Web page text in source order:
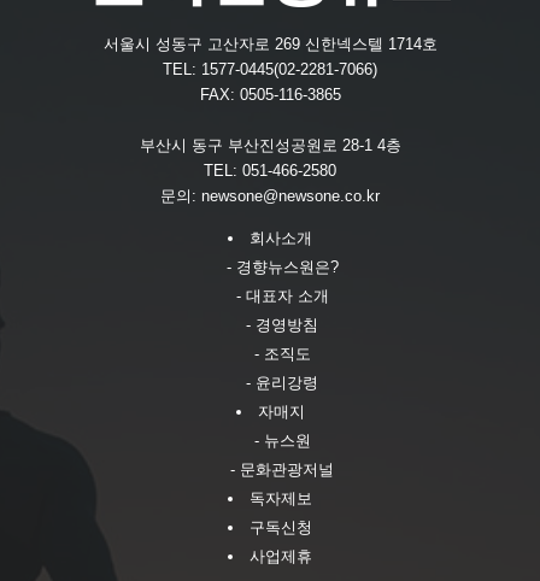
서울시 성동구 고산자로 269 신한넥스텔 1714호
TEL: 1577-0445(02-2281-7066)
FAX: 0505-116-3865
부산시 동구 부산진성공원로 28-1 4층
TEL: 051-466-2580
문의: newsone@newsone.co.kr
회사소개
- 경향뉴스원은?
- 대표자 소개
- 경영방침
- 조직도
- 윤리강령
자매지
- 뉴스원
- 문화관광저널
독자제보
구독신청
사업제휴